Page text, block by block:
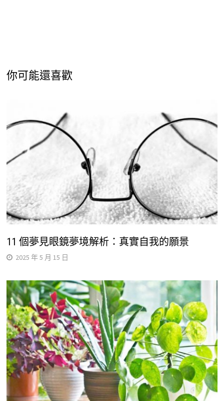
你可能還喜歡
11 個夢見眼鏡夢境解析：真實自我的願景
2025 年 5 月 15 日